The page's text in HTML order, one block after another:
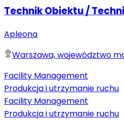
Technik Obiektu /
Apleona
Warszawa, województwo
Facility Management
Produkcja i utrzymanie ruchu
Facility Management
Produkcja i utrzymanie ruchu